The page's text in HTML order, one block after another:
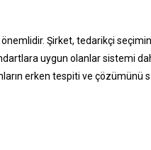
önemlidir. Şirket, tedarikçi
uygun olanlar sistemi
erken tespiti ve çözümünü